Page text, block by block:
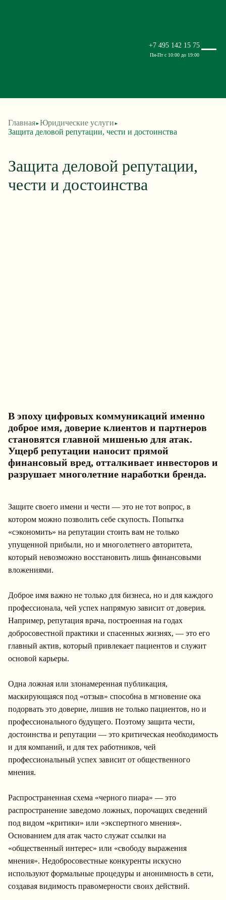
+7 495 142 15 75
Пн-Пт с 10:00 до 19:00
Главная►Юридические услуги►
Защита деловой репутации, чести и достоинства
Защита деловой репутации,
чести и достоинства
В эпоху цифровых коммуникаций именно
доброе имя, доверие клиентов и партнеров
становятся главной мишенью для атак.
Ущерб репутации наносит прямой
финансовый вред, отталкивает инвесторов и
разрушает многолетние наработки бренда.
Защите своего имени и чести — это не тот вопрос, в
котором можно позволить себе скупость. Попытка
«сэкономить» на репутации стоить вам не только
упущенной прибыли, но и многолетнего авторитета,
который невозможно восстановить лишь финансовыми
вложениями.
Доброе имя важно не только для бизнеса, но и для каждого
профессионала, чей успех напрямую зависит от доверия.
Например, репутация врача, построенная на годах
добросовестной практики и спасенных жизнях, — это его
главный актив, который привлекает пациентов и служит
основой карьеры.
Одна ложная или злонамеренная публикация,
маскирующаяся под «отзыв» способна в мгновение ока
подорвать это доверие, лишив не только пациентов, но и
профессионального будущего. Поэтому защита чести,
достоинства и репутации — это критическая необходимость
и для компаний, и для тех работников, чей
профессиональный успех зависит от общественного
мнения.
Распространенная схема «черного пиара» — это
распространение заведомо ложных, порочащих сведений
под видом «критики» или «экспертного мнения».
Основанием для атак часто служат ссылки на
«общественный интерес» или «свободу выражения
мнения». Недобросовестные конкуренты искусно
используют формальные процедуры и анонимность в сети,
создавая видимость правомерности своих действий.